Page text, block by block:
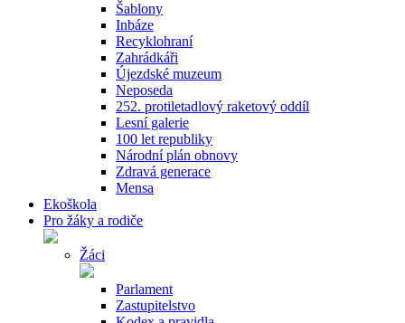
Šablony
Inbáze
Recyklohraní
Zahrádkáři
Újezdské muzeum
Neposeda
252. protiletadlový raketový oddíl
Lesní galerie
100 let republiky
Národní plán obnovy
Zdravá generace
Mensa
Ekoškola
Pro žáky a rodiče
Žáci
Parlament
Zastupitelstvo